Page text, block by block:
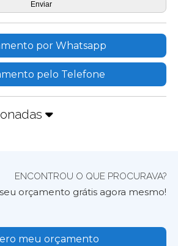
por Whatsapp
pelo Telefone
ENCONTROU O QUE PROCURAVA?
orçamento grátis agora mesmo!
meu orçamento